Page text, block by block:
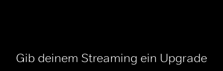
Gib deinem Streaming ein Upgrade